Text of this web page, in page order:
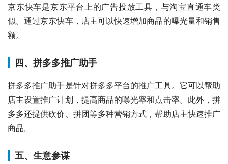
京东快车是京东平台上的广告投放工具，与淘宝直通车类
似。通过京东快车，店主可以快速增加商品的曝光量和销售
额。
四、拼多多推广助手
拼多多推广助手是针对拼多多平台的推广工具。它可以帮助
店主设置推广计划，提高商品的曝光率和点击率。此外，拼
多多还提供砍价、拼团等多种营销方式，帮助店主快速推广
商品。
五、生意参谋